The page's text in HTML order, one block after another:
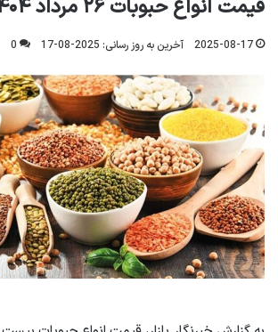
قیمت انواع حبوبات ۲۶ مرداد ۱۴۰۴
2025-08-17 آخرین به روز رسانی: 2025-08-17 0